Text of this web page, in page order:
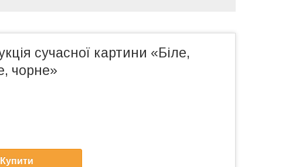
сучасної картини «Біле,
чорне»
Купити